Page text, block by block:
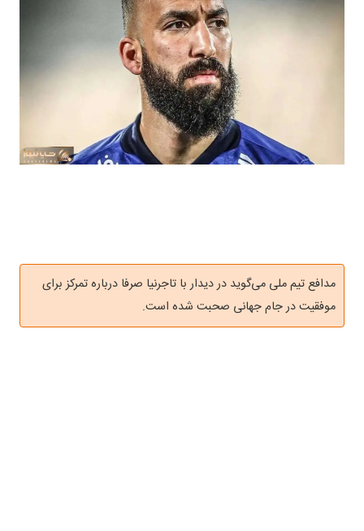
مدافع تیم ملی می‌گوید در دیدار با تاجرنیا صرفا درباره تمرکز برای
موفقیت در جام جهانی صحبت شده است.